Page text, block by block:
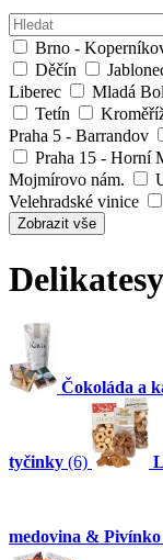
Brno -
Děčín
Liberec
Mladá
Tetín
Praha 5 - Barrandov
Praha 15 - Horní
Mojmírovo nám.
Velehradské vinice
Zobrazit vše
Delikatesy
Čokoláda a
tyčinky (6)
medovina & Pivínko